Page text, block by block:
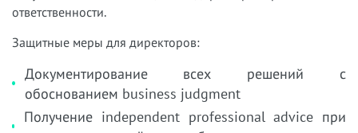
ответственности.
Защитные меры для директоров:
Документирование всех решений с
обоснованием business judgment
Получение independent professional advice при